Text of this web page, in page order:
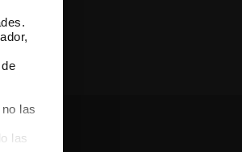
las
las